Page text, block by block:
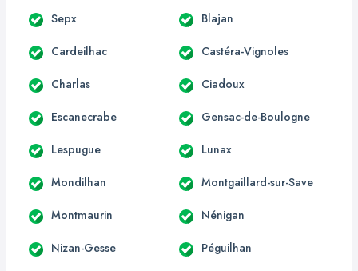
Sepx Blajan
Cardeilhac Castéra-Vignoles
Charlas Ciadoux
Escanecrabe Gensac-de-Boulogne
Lespugue Lunax
Mondilhan Montgaillard-sur-Save
Montmaurin Nénigan
Nizan-Gesse Péguilhan